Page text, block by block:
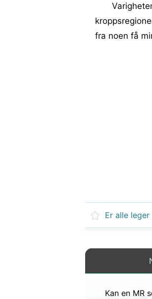
fra noen få
Er alle
Kan en MR